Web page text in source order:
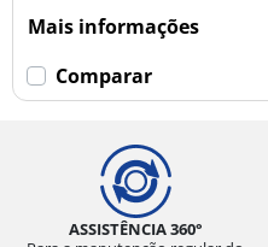
Mais informações
Comparar
ASSISTÊNCIA 360°